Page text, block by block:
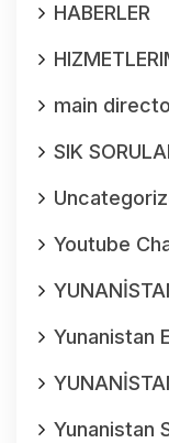
HABERLER
main
SIK
Youtube
Yunanistan
Yunanistan